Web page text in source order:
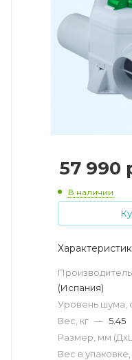
57 990
В наличии
Производитель
(Испания)
Уровень шума,
Вес, кг — 5.45
Размер, мм
Вес в упаковке,